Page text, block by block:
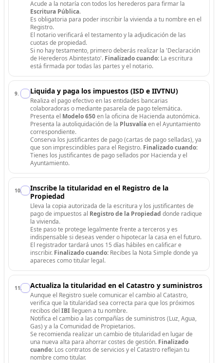
Acude a la notaría con todos los herederos para firmar la
Escritura Pública.
Es obligatoria para poder inscribir la vivienda a tu nombre en el
Registro.
El notario verificará el testamento y la adjudicación de las
cuotas de propiedad.
Si no hay testamento, primero deberás realizar la 'Declaración
de Herederos Abintestato'. Finalizado cuando: La escritura
está firmada por todas las partes y el notario.
9. Liquida y paga los impuestos (ISD e IIVTNU)
Realiza el pago efectivo en las entidades bancarias
colaboradoras o mediante pasarela de pago telemática.
Presenta el Modelo 650en la oficina de Hacienda autonómica.
Presenta la autoliquidación de la Plusvalíaen el Ayuntamiento
correspondiente.
Conserva los justificantes de pago (cartas de pago selladas), ya
que son imprescindibles para el Registro. Finalizado cuando:
Tienes los justificantes de pago sellados por Hacienda y el
Ayuntamiento.
10.
Inscribe la titularidad en el Registro de la
Propiedad
Lleva la copia autorizada de la escritura y los justificantes de
pago de impuestos al Registro de la Propiedad donde radique
la vivienda.
Este paso te protege legalmente frente a terceros y es
indispensable si deseas vender o hipotecar la casa en el futuro.
El registrador tardará unos 15 días hábiles en calificar e
inscribir. Finalizado cuando: Recibes la Nota Simple donde ya
apareces como titular legal.
11. Actualiza la titularidad en el Catastro y suministros
Aunque el Registro suele comunicar el cambio al Catastro,
verifica que la titularidad sea correcta para que los próximos
recibos del IBI lleguen a tu nombre.
Notifica el cambio a las compañías de suministros (Luz, Agua,
Gas) y a la Comunidad de Propietarios.
Se recomienda realizar un cambio de titularidad en lugar de
una nueva alta para ahorrar costes de gestión. Finalizado
cuando: Los contratos de servicios y el Catastro reflejan tu
nombre como titular.